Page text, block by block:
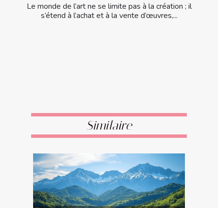
Le monde de l’art ne se limite pas à la création ; il
s’étend à l’achat et à la vente d’œuvres,...
Similaire